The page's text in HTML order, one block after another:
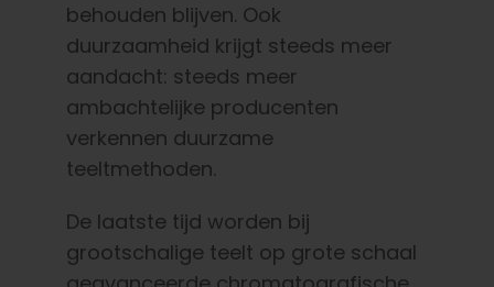
behouden blijven. Ook
duurzaamheid krijgt steeds meer
aandacht: steeds meer
ambachtelijke producenten
verkennen duurzame
teeltmethoden.
De laatste tijd worden bij
grootschalige teelt op grote schaal